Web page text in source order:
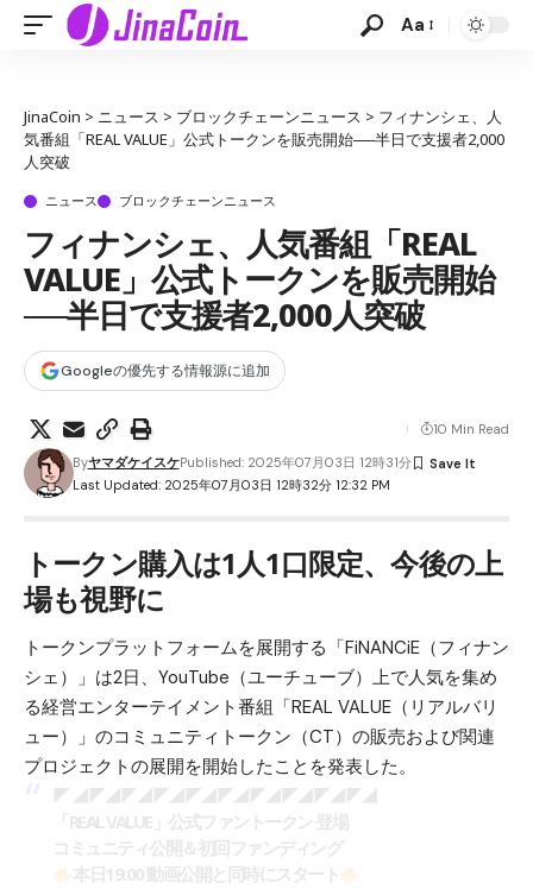
Aa
JinaCoin > ニュース > ブロックチェーンニュース > フィナンシェ、人
気番組「REAL VALUE」公式トークンを販売開始──半日で支援者2,000
人突破
ニュース ブロックチェーンニュース
フィナンシェ、人気番組「REAL
VALUE」公式トークンを販売開始
──半日で支援者2,000人突破
Googleの優先する情報源に追加
Last Updated: 2025年07月03日 12時32分 12:32 PM
ByヤマダケイスケPublished: 2025年07月03日 12時31分
10 Min Read
トークン購入は1人1口限定、今後の上
場も視野に
トークンプラットフォームを展開する「FiNANCiE（フィナン
シェ）」は2日、YouTube（ユーチューブ）上で人気を集め
る経営エンターテイメント番組「REAL VALUE（リアルバリ
ュー）」のコミュニティトークン（CT）の販売および関連
プロジェクトの展開を開始したことを発表した。